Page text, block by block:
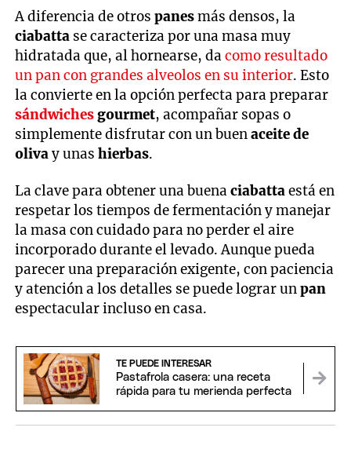
A diferencia de otrospanesmás densos, la
ciabatta se caracteriza por una masa muy
hidratada que, al hornearse, dacomo resultado
un pan con grandes alveolos en su interior. Esto
la convierte en la opción perfecta para preparar
sándwichesgourmet, acompañar sopas o
simplemente disfrutar con un buenaceite de
olivay unashierbas.
La clave para obtener una buenaciabattaestá en
respetar los tiempos de fermentación y manejar
la masa con cuidado para no perder el aire
incorporado durante el levado. Aunque pueda
parecer una preparación exigente, con paciencia
y atención a los detalles se puede lograr unpan
espectacular incluso en casa.
TE PUEDE INTERESAR
Pastafrola casera: una receta
rápida para tu merienda perfecta